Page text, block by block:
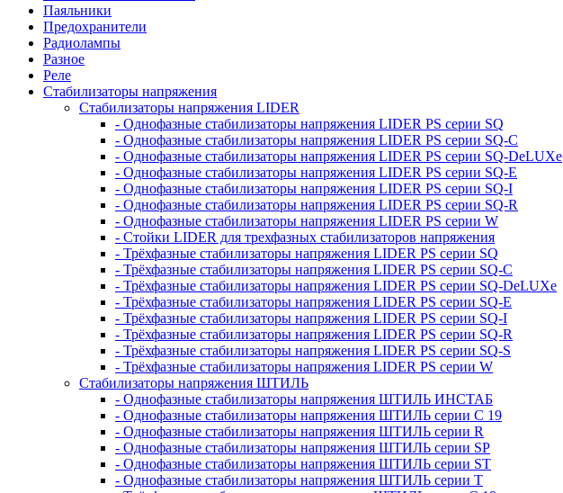
Паяльники
Предохранители
Радиолампы
Разное
Реле
Стабилизаторы напряжения
Стабилизаторы напряжения LIDER
- Однофазные стабилизаторы напряжения LIDER PS серии SQ
- Однофазные стабилизаторы напряжения LIDER PS серии SQ-C
- Однофазные стабилизаторы напряжения LIDER PS серии SQ-DeLUXe
- Однофазные стабилизаторы напряжения LIDER PS серии SQ-E
- Однофазные стабилизаторы напряжения LIDER PS серии SQ-I
- Однофазные стабилизаторы напряжения LIDER PS серии SQ-R
- Однофазные стабилизаторы напряжения LIDER PS серии W
- Стойки LIDER для трехфазных стабилизаторов напряжения
- Трёхфазные стабилизаторы напряжения LIDER PS серии SQ
- Трёхфазные стабилизаторы напряжения LIDER PS серии SQ-C
- Трёхфазные стабилизаторы напряжения LIDER PS серии SQ-DeLUXe
- Трёхфазные стабилизаторы напряжения LIDER PS серии SQ-E
- Трёхфазные стабилизаторы напряжения LIDER PS серии SQ-I
- Трёхфазные стабилизаторы напряжения LIDER PS серии SQ-R
- Трёхфазные стабилизаторы напряжения LIDER PS серии SQ-S
- Трёхфазные стабилизаторы напряжения LIDER PS серии W
Стабилизаторы напряжения ШТИЛЬ
- Однофазные стабилизаторы напряжения ШТИЛЬ ИНСТАБ
- Однофазные стабилизаторы напряжения ШТИЛЬ серии C 19
- Однофазные стабилизаторы напряжения ШТИЛЬ серии R
- Однофазные стабилизаторы напряжения ШТИЛЬ серии SP
- Однофазные стабилизаторы напряжения ШТИЛЬ серии ST
- Однофазные стабилизаторы напряжения ШТИЛЬ серии T